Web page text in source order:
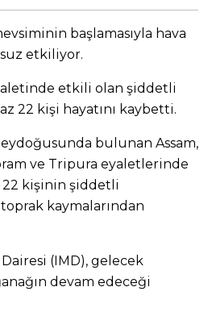
başlamasıyla hava
etkiliyor.
etkili olan şiddetli
22 kişi hayatını kaybetti.
bulunan Assam,
ve Tripura eyaletlerinde
kişinin şiddetli
kaymalarından
(IMD), gelecek
devam edeceği